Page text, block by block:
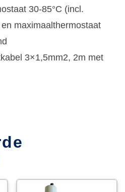
30-85°C (incl.
maximaalthermostaat
3×1,5mm2, 2m met